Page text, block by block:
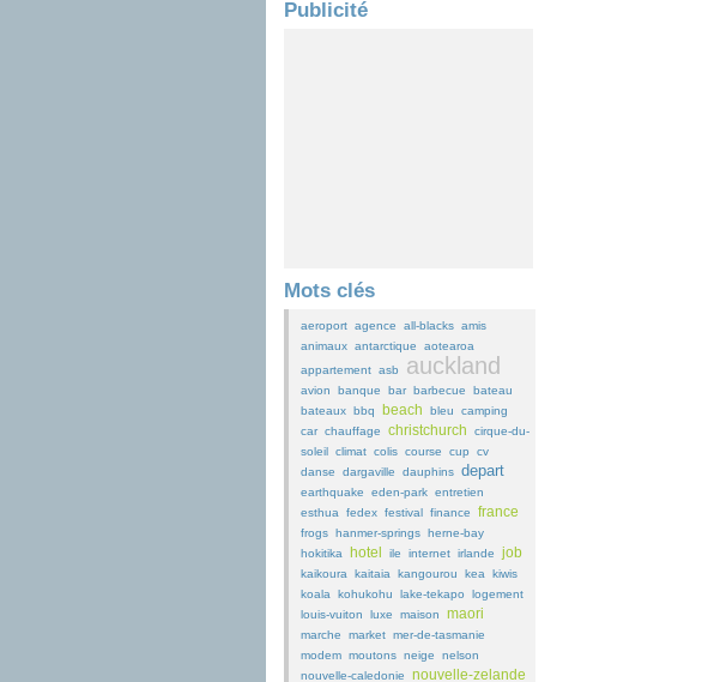
Publicité
Mots clés
aeroport agence all-blacks amis
animaux antarctique
aotearoa
appartement asb auckland
avion banque bar barbecue
bateau
bateaux bbq beach bleu
camping
car chauffage christchurch
cirque-du-
soleil climat colis course cup
cv
danse
dargaville dauphins depart
earthquake eden-park entretien
esthua
fedex festival finance france
frogs hanmer-springs herne-bay
hokitika
hotel ile internet irlande job
kaikoura kaitaia kangourou kea
kiwis
koala
kohukohu lake-tekapo
logement
louis-vuiton
luxe maison maori
marche market mer-de-tasmanie
modem moutons neige
nelson
nouvelle-caledonie
nouvelle-zelande